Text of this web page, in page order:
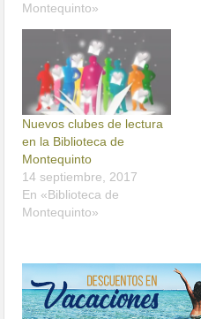
Montequinto»
Nuevos clubes de lectura
en la Biblioteca de
Montequinto
14 septiembre, 2017
En «Biblioteca de
Montequinto»